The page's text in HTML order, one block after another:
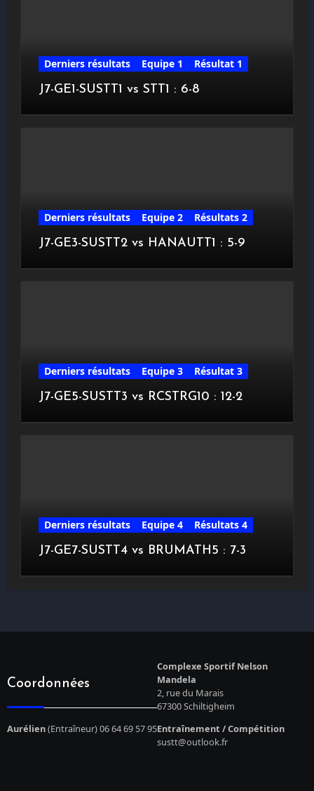
Derniers résultats Equipe 1
Résultat 1
J7-GE1-SUSTT1 vs STT1 : 6-8
Derniers résultats Equipe 2
Résultats 2
J7-GE3-SUSTT2 vs HANAUTT1 : 5-9
Derniers résultats Equipe 3
Résultat 3
J7-GE5-SUSTT3 vs RCSTRG10 : 12-2
Derniers résultats Equipe 4
Résultats 4
J7-GE7-SUSTT4 vs BRUMATH5 : 7-3
Coordonnées
Complexe Sportif Nelson
Mandela
2, rue du Marais
67300 Schiltigheim
Aurélien(Entraîneur) 06 64 69 57 95Entraînement / Compétition
sustt@outlook.fr